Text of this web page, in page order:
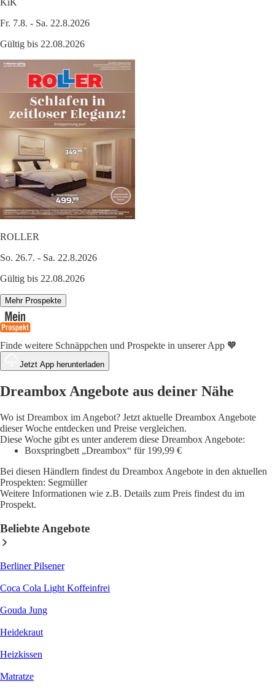
KiK
Fr. 7.8. - Sa. 22.8.2026
Gültig bis 22.08.2026
ROLLER
So. 26.7. - Sa. 22.8.2026
Gültig bis 22.08.2026
Mehr Prospekte
Finde weitere Schnäppchen und Prospekte in unserer App 🧡
Jetzt App herunterladen
Dreambox Angebote aus deiner Nähe
Wo ist Dreambox im Angebot? Jetzt aktuelle Dreambox Angebote
dieser Woche entdecken und Preise vergleichen.
Diese Woche gibt es unter anderem diese Dreambox Angebote:
Boxspringbett „Dreambox“ für 199,99 €
Bei diesen Händlern findest du Dreambox Angebote in den aktuellen
Prospekten: Segmüller
Weitere Informationen wie z.B. Details zum Preis findest du im
Prospekt.
Beliebte Angebote
Berliner Pilsener
Coca Cola Light Koffeinfrei
Gouda Jung
Heidekraut
Heizkissen
Matratze